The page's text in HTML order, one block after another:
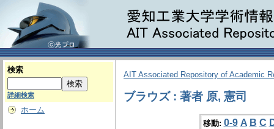
検索
詳細検索
ホーム
AIT Associated Repository of Academic
ブラウズ : 著者 原, 憲司
移動: 0-9 A B C